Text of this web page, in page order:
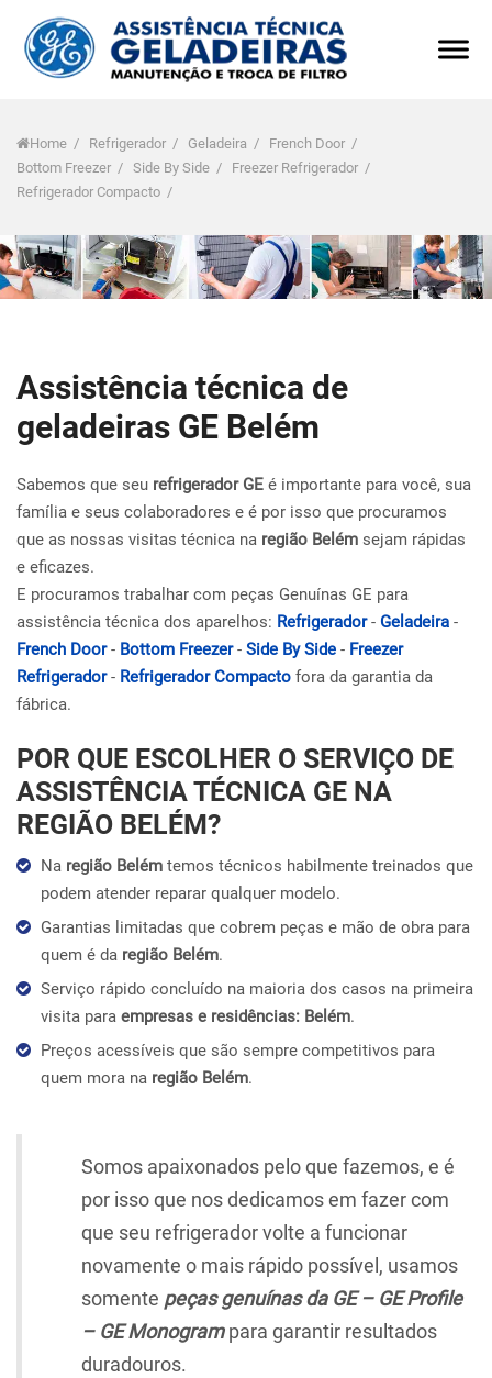
Home / Refrigerador / Geladeira / French Door /
Bottom Freezer / Side By Side / Freezer Refrigerador /
Refrigerador Compacto /
Assistência técnica de
geladeiras GE Belém
Sabemos que seu refrigerador GE é importante para você, sua
família e seus colaboradores e é por isso que procuramos
que as nossas visitas técnica na região Belém sejam rápidas
e eficazes.
E procuramos trabalhar com peças Genuínas GE para
assistência técnica dos aparelhos: Refrigerador- Geladeira -
French Door- Bottom Freezer- Side By Side - Freezer
Refrigerador- Refrigerador Compacto fora da garantia da
fábrica.
POR QUE ESCOLHER O SERVIÇO DE
ASSISTÊNCIA TÉCNICA GE NA
REGIÃO BELÉM?
Na região Belém temos técnicos habilmente treinados que
podem atender reparar qualquer modelo.
Garantias limitadas que cobrem peças e mão de obra para
quem é da região Belém.
Serviço rápido concluído na maioria dos casos na primeira
visita para empresas e residências: Belém.
Preços acessíveis que são sempre competitivos para
quem mora na região Belém.
Somos apaixonados pelo que fazemos, e é
por isso que nos dedicamos em fazer com
que seu refrigerador volte a funcionar
novamente o mais rápido possível, usamos
somente peças genuínas da GE – GE Profile
– GE Monogrampara garantir resultados
duradouros.